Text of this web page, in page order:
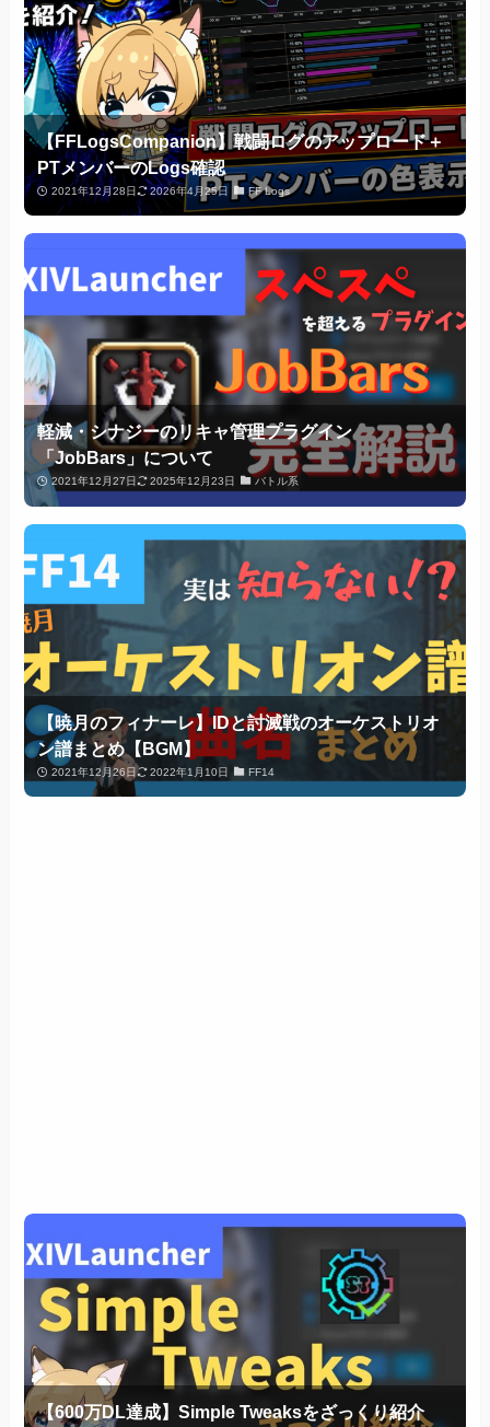
【FFLogsCompanion】戦闘ログのアップロード＋
PTメンバーのLogs確認
2021年12月28日 2026年4月25日 FF Logs
軽減・シナジーのリキャ管理プラグイン
「JobBars」について
2021年12月27日 2025年12月23日 バトル系
【暁月のフィナーレ】IDと討滅戦のオーケストリオ
ン譜まとめ【BGM】
2021年12月26日 2022年1月10日 FF14
【600万DL達成】Simple Tweaksをざっくり紹介